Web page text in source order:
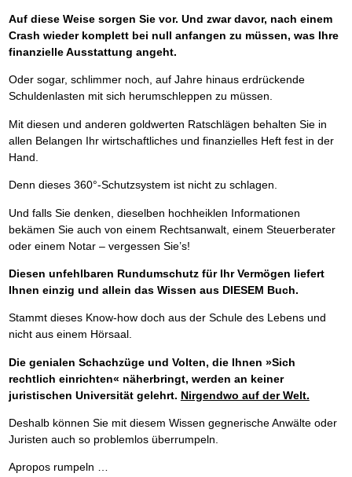
Auf diese Weise sorgen Sie vor. Und zwar davor, nach einem
Crash wieder komplett bei null anfangen zu müssen, was Ihre
finanzielle Ausstattung angeht.
Oder sogar, schlimmer noch, auf Jahre hinaus erdrückende
Schuldenlasten mit sich herumschleppen zu müssen.
Mit diesen und anderen goldwerten Ratschlägen behalten Sie in
allen Belangen Ihr wirtschaftliches und finanzielles Heft fest in der
Hand.
Denn dieses 360°-Schutzsystem ist nicht zu schlagen.
Und falls Sie denken, dieselben hochheiklen Informationen
bekämen Sie auch von einem Rechtsanwalt, einem Steuerberater
oder einem Notar – vergessen Sie’s!
Diesen unfehlbaren Rundumschutz für Ihr Vermögen liefert
Ihnen einzig und allein das Wissen aus DIESEM Buch.
Stammt dieses Know-how doch aus der Schule des Lebens und
nicht aus einem Hörsaal.
Die genialen Schachzüge und Volten, die Ihnen »Sich
rechtlich einrichten« näherbringt, werden an keiner
juristischen Universität gelehrt. Nirgendwo auf der Welt.
Deshalb können Sie mit diesem Wissen gegnerische Anwälte oder
Juristen auch so problemlos überrumpeln.
Apropos rumpeln …